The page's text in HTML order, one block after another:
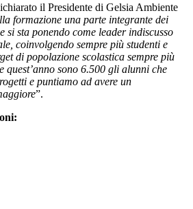
il Presidente di Gelsia Ambiente
formazione una parte integrante dei
si sta ponendo come leader indiscusso
coinvolgendo sempre più studenti e
di popolazione scolastica sempre più
quest’anno sono 6.500 gli alunni che
e puntiamo ad avere un
”.